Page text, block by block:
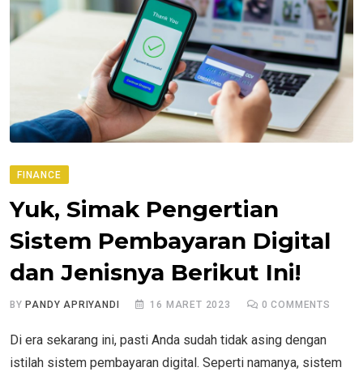
FINANCE
Yuk, Simak Pengertian
Sistem Pembayaran Digital
dan Jenisnya Berikut Ini!
BYPANDY APRIYANDI 16 MARET 2023 0 COMMENTS
Di era sekarang ini, pasti Anda sudah tidak asing dengan
istilah sistem pembayaran digital. Seperti namanya, sistem